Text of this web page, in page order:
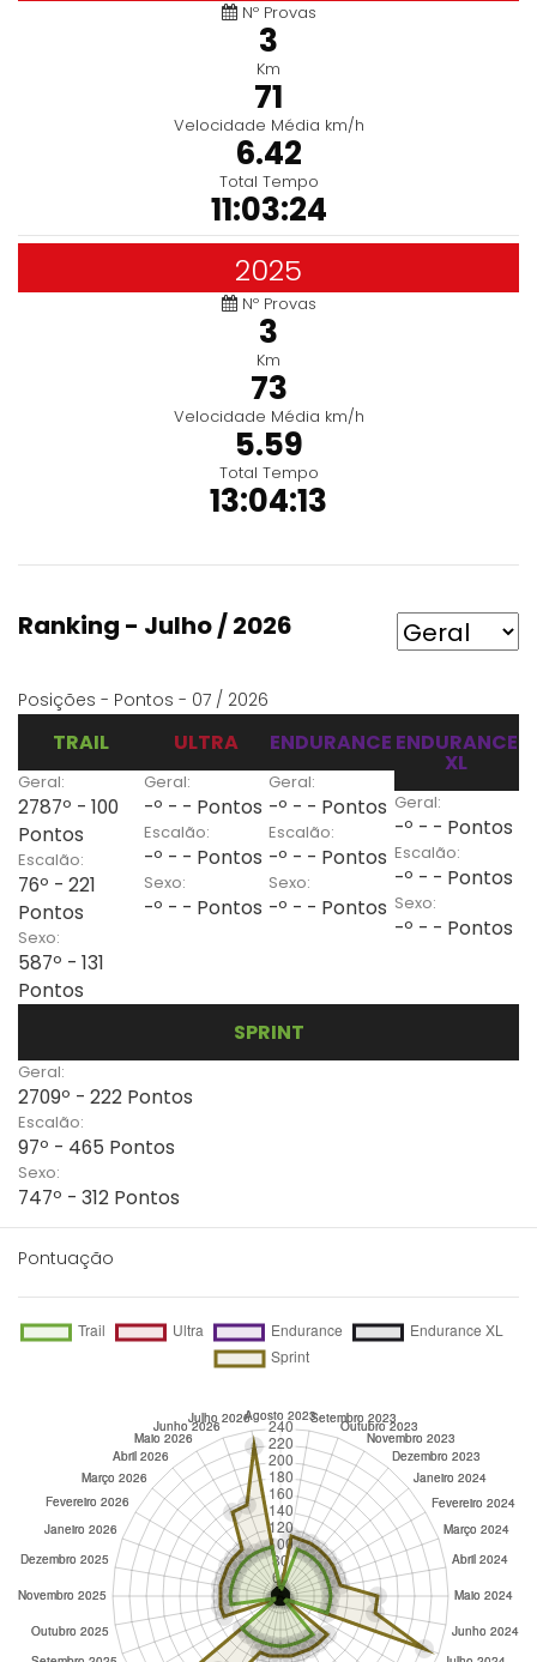
Nº Provas
3
Km
71
Velocidade Média km/h
6.42
Total Tempo
11:03:24
2025
Nº Provas
3
Km
73
Velocidade Média km/h
5.59
Total Tempo
13:04:13
Ranking - Julho / 2026
Posições - Pontos - 07 / 2026
TRAIL
Geral:
2787º - 100
Pontos
Escalão:
76º - 221
Pontos
Sexo:
587º - 131
Pontos
ULTRA
Geral:
-º - - Pontos
Escalão:
-º - - Pontos
Sexo:
-º - - Pontos
ENDURANCE
Geral:
-º - - Pontos
Escalão:
-º - - Pontos
Sexo:
-º - - Pontos
ENDURANCE
XL
Geral:
-º - - Pontos
Escalão:
-º - - Pontos
Sexo:
-º - - Pontos
SPRINT
Geral:
2709º - 222 Pontos
Escalão:
97º - 465 Pontos
Sexo:
747º - 312 Pontos
Pontuação